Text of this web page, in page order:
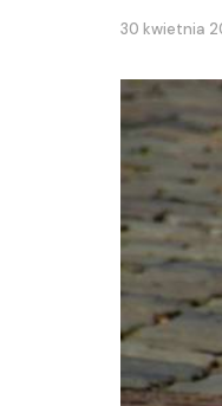
30 kwietnia